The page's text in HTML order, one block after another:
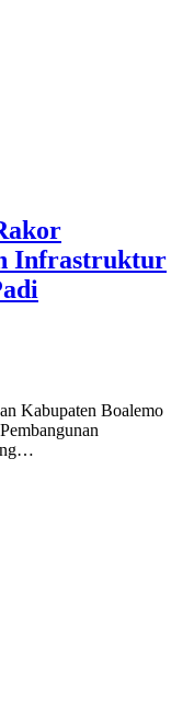
Infrastruktur
Kabupaten Boalemo